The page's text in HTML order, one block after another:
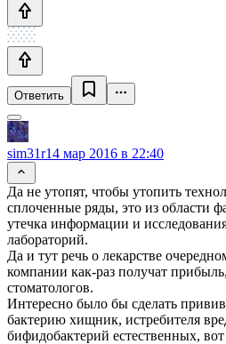
Ответить
sim31r14 мар 2016 в 22:40
Да не утопят, чтобы утопить
сплоченные ряды, это из области
утечка информации и
лабораторий.
Да и тут речь о лекарстве
компании как-раз получат
стоматологов.
Интересно было бы сделать
бактерию хищник, истребителя
бифидобактерий естественных,